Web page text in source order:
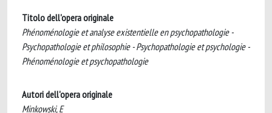
Titolo dell'opera originale
Phénoménologie et analyse existentielle en psychopathologie -
Psychopathologie et philosophie - Psychopathologie et psychologie -
Phénoménologie et psychopathologie
Autori dell'opera originale
Minkowski, E